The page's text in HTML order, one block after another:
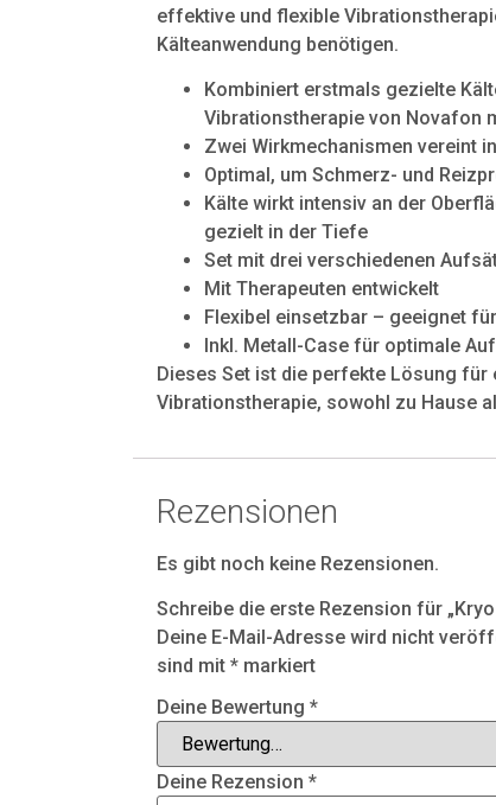
effektive und flexible
Kälteanwendung benötigen.
Kombiniert erstmals gezielte
Vibrationstherapie von Novafon
Zwei Wirkmechanismen vereint
Optimal, um Schmerz- und
Kälte wirkt intensiv an der
gezielt in der Tiefe
Set mit drei verschiedenen
Mit Therapeuten entwickelt
Flexibel einsetzbar – geeignet
Inkl. Metall-Case für optimale
Dieses Set ist die perfekte Lösung
Vibrationstherapie, sowohl zu Hause
Rezensionen
Es gibt noch keine Rezensionen.
Schreibe die erste Rezension für
Deine E-Mail-Adresse wird nicht
sind mit * markiert
Deine Bewertung *
Deine Rezension *